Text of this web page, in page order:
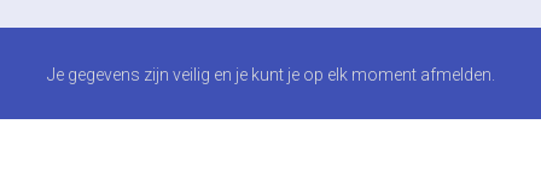
Je gegevens zijn veilig en je kunt je op elk moment afmelden.